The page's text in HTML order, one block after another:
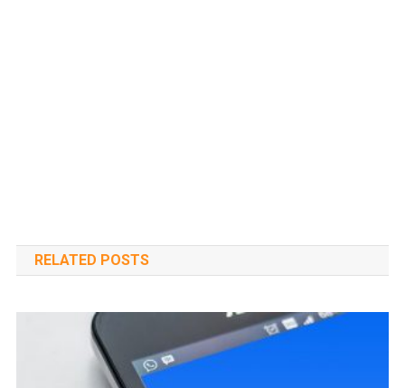
RELATED POSTS